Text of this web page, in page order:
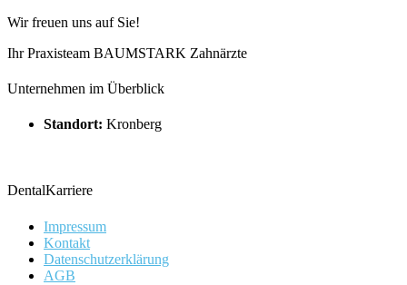
Wir freuen uns auf Sie!
Ihr Praxisteam BAUMSTARK Zahnärzte
Unternehmen im Überblick
Standort: Kronberg
DentalKarriere
Impressum
Kontakt
Datenschutzerklärung
AGB